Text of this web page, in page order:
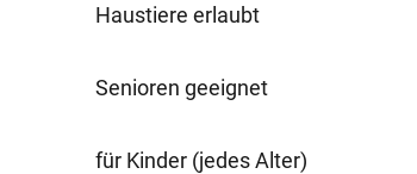
Haustiere erlaubt
Senioren geeignet
für Kinder (jedes Alter)